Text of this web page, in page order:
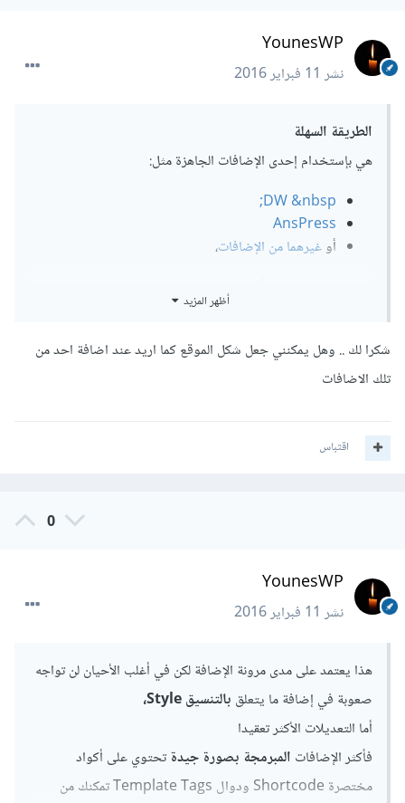
YounesWP
نشر11 فبراير 2016
الطريقة السهلة
هي بإستخدام إحدى الإضافات الجاهزة مثل:
DW &nbsp;
AnsPress
أوغيرهما من الإضافات،
القوالب الجاهزة
والتي قد تكون أكثر مرونة هي باستخدامأنواع المقالات المخصصة
Custom Post Types
بالطبع تتطلب منك معرفة ببرمجة ووردبريس.
أظهر المزيد
شكرا لك .. وهل يمكنني جعل شكل الموقع كما اريد عند اضافة احد من
تلك الاضافات
اقتباس
0
YounesWP
نشر11 فبراير 2016
هذا يعتمد على مدى مرونة الإضافة لكن في أغلب الأحيان لن تواجه
صعوبة في إضافة ما يتعلقبالتنسيق Style،
أما التعديلات الأكثر تعقيدا
فأكثر الإضافات المبرمجة بصورة جيدةتحتوي على أكواد
مختصرة Shortcode ودوال Template Tags تمكنك من